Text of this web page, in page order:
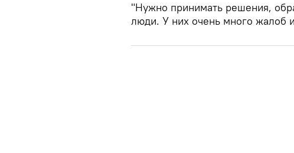
"Нужно принимать решения,
люди. У них очень много жалоб